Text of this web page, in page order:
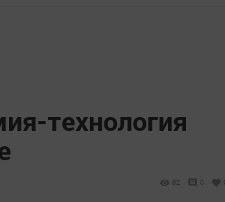
технология
82 0